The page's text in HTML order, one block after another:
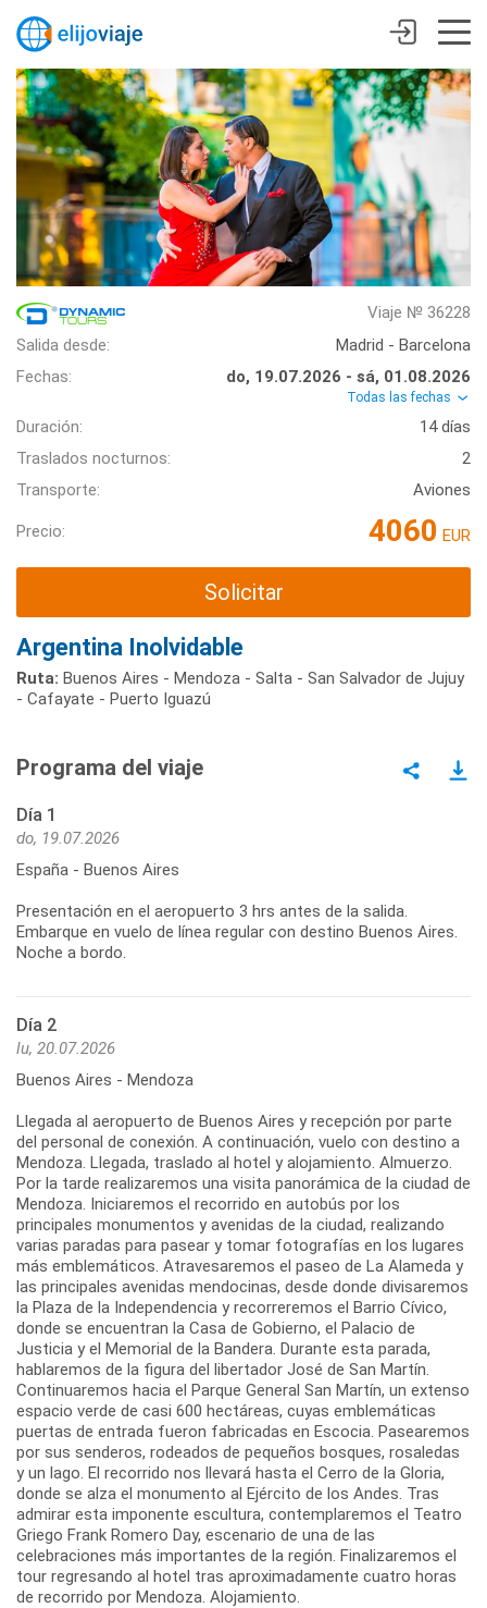
Viaje № 36228
Salida desde:
Madrid - Barcelona
Fechas:
do, 19.07.2026 - sá, 01.08.2026
Todas las fechas
Duración:
14 días
Traslados nocturnos:
2
Transporte:
Aviones
Precio: 4060 EUR
Solicitar
Argentina Inolvidable
Ruta: Buenos Aires - Mendoza - Salta - San Salvador de Jujuy
- Cafayate - Puerto Iguazú
Programa del viaje
Día 1
do, 19.07.2026
España - Buenos Aires
Presentación en el aeropuerto 3 hrs antes de la salida.
Embarque en vuelo de línea regular con destino Buenos Aires.
Noche a bordo.
Día 2
lu, 20.07.2026
Buenos Aires - Mendoza
Llegada al aeropuerto de Buenos Aires y recepción por parte
del personal de conexión. A continuación, vuelo con destino a
Mendoza. Llegada, traslado al hotel y alojamiento. Almuerzo.
Por la tarde realizaremos una visita panorámica de la ciudad de
Mendoza. Iniciaremos el recorrido en autobús por los
principales monumentos y avenidas de la ciudad, realizando
varias paradas para pasear y tomar fotografías en los lugares
más emblemáticos. Atravesaremos el paseo de La Alameda y
las principales avenidas mendocinas, desde donde divisaremos
la Plaza de la Independencia y recorreremos el Barrio Cívico,
donde se encuentran la Casa de Gobierno, el Palacio de
Justicia y el Memorial de la Bandera. Durante esta parada,
hablaremos de la figura del libertador José de San Martín.
Continuaremos hacia el Parque General San Martín, un extenso
espacio verde de casi 600 hectáreas, cuyas emblemáticas
puertas de entrada fueron fabricadas en Escocia. Pasearemos
por sus senderos, rodeados de pequeños bosques, rosaledas
y un lago. El recorrido nos llevará hasta el Cerro de la Gloria,
donde se alza el monumento al Ejército de los Andes. Tras
admirar esta imponente escultura, contemplaremos el Teatro
Griego Frank Romero Day, escenario de una de las
celebraciones más importantes de la región. Finalizaremos el
tour regresando al hotel tras aproximadamente cuatro horas
de recorrido por Mendoza. Alojamiento.